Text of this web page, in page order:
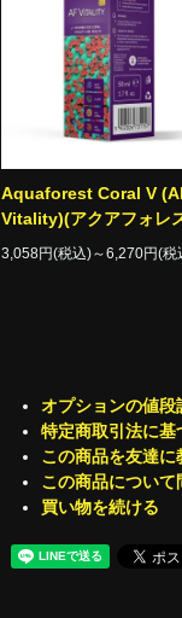
Aquaforest Coral V
Vitality)(アクアフォレ
3,058円(税込)～6,270円(税
オプションの値段
特定商取引法に基
この商品を友達に
この商品について
買い物を続ける